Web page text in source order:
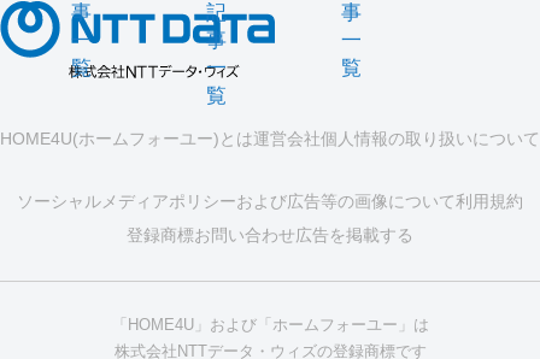
事
一
覧
記
事
一
覧
事
一
覧
HOME4U(ホームフォーユー)とは運営会社個人情報の取り扱いについて
ソーシャルメディアポリシーおよび広告等の画像について利用規約
登録商標お問い合わせ広告を掲載する
「HOME4U」および「ホームフォーユー」は
株式会社NTTデータ・ウィズの登録商標です